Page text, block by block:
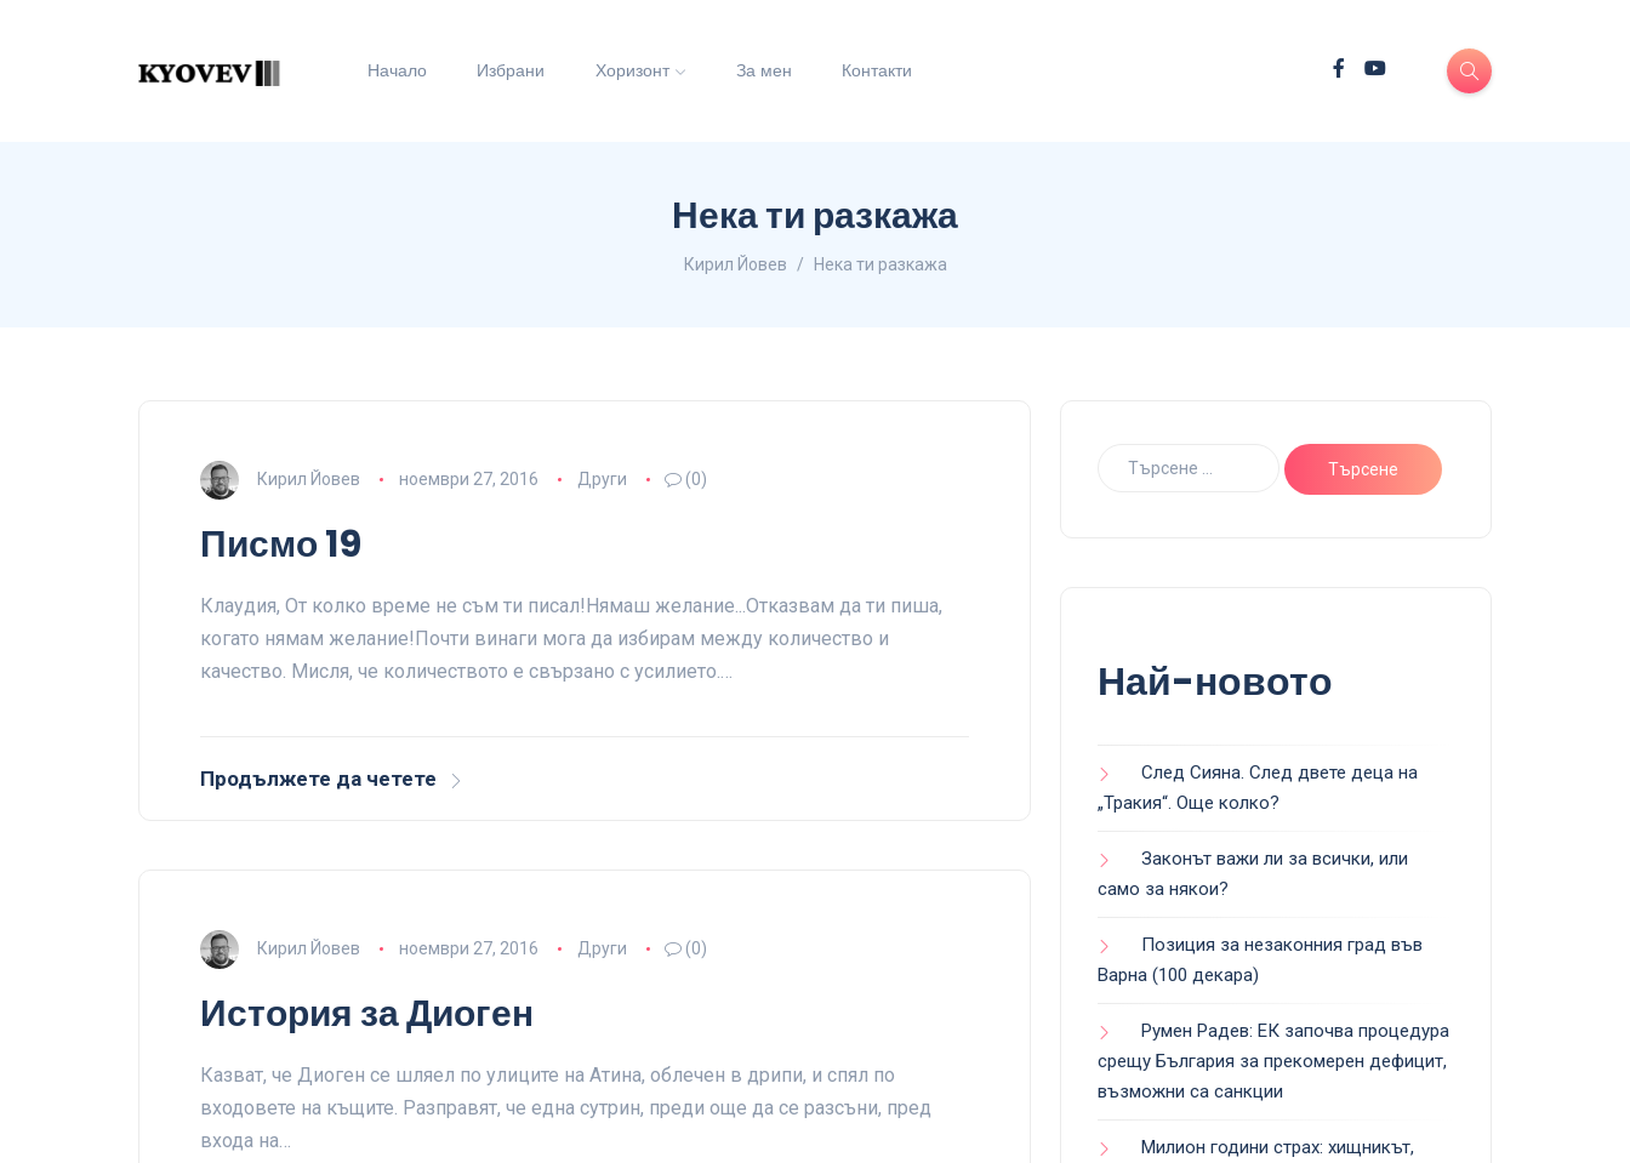
Начало Избрани Хоризонт За мен Контакти
Нека ти разкажа
Кирил Йовев Нека ти разкажа
Кирил Йовев ноември 27, 2016 Други (0)
Писмо 19
Клаудия, От колко време не съм ти писал!Нямаш желание...Отказвам да ти пиша,
когато нямам желание!Почти винаги мога да избирам между количество и
качество. Мисля, че количеството е свързано с усилието.…
Продължете да четете
Кирил Йовев ноември 27, 2016 Други (0)
История за Диоген
Казват, че Диоген се шляел по улиците на Атина, облечен в дрипи, и спял по
входовете на къщите. Разправят, че една сутрин, преди още да се разсъни, пред
входа на…
Най-новото
След Сияна. След двете деца на
„Тракия“. Още колко?
Законът важи ли за всички, или
само за някои?
Позиция за незаконния град във
Варна (100 декара)
Румен Радев: ЕК започва процедура
срещу България за прекомерен дефицит,
възможни са санкции
Милион години страх: хищникът,